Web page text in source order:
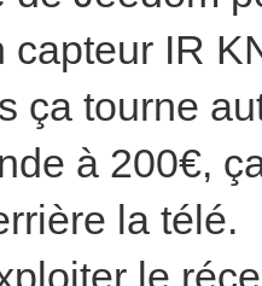
capteur IR
ça tourne
à 200€,
la télé.
le